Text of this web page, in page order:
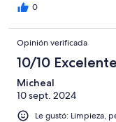
0
Opinión verificada
10/10 Excelente
Micheal
10 sept. 2024
Le gustó: Limpieza,